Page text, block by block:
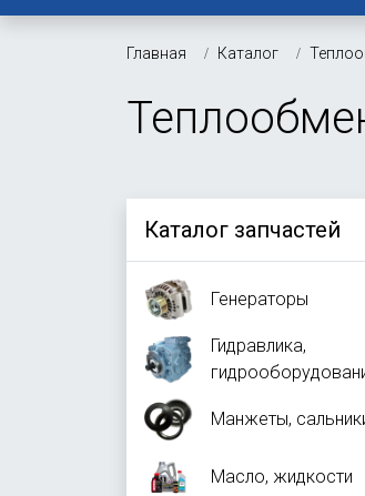
Главная Каталог
Каталог запчастей
Генераторы
Гидравлика,
Манжеты,
Масло, жидкости